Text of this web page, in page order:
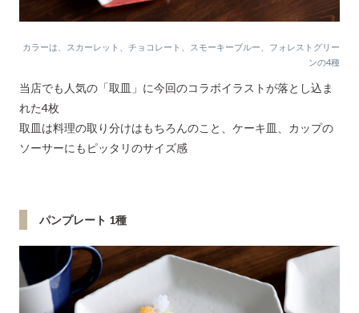
カラーは、スカーレット、チョコレート、スモーキーブルー、フォレストグリー
ンの4種
当店でも人気の「取皿」に今回のコラボイラストが落とし込ま
れた4枚
取皿は料理の取り分けはもちろんのこと、ケーキ皿、カップの
ソーサーにもピッタリのサイズ感
パンプレート 1種